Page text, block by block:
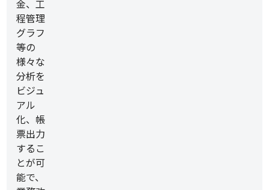
金、工
程管理
グラフ
等の
様々な
分析を
ビジュ
アル
化、帳
票出力
するこ
とが可
能で、